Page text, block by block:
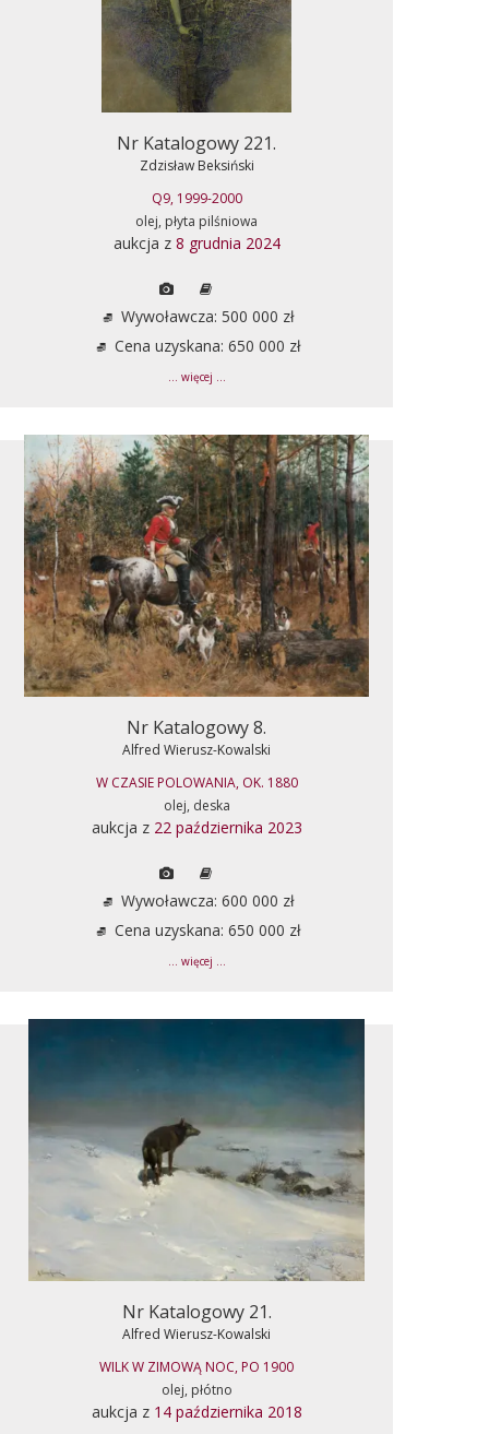
Nr Katalogowy 221.
Zdzisław Beksiński
Q9, 1999-2000
olej, płyta pilśniowa
aukcja z 8 grudnia 2024
Wywoławcza: 500 000 zł
Cena uzyskana: 650 000 zł
... więcej ...
Nr Katalogowy 8.
Alfred Wierusz-Kowalski
W CZASIE POLOWANIA, OK. 1880
olej, deska
aukcja z 22 października 2023
Wywoławcza: 600 000 zł
Cena uzyskana: 650 000 zł
... więcej ...
Nr Katalogowy 21.
Alfred Wierusz-Kowalski
WILK W ZIMOWĄ NOC, PO 1900
olej, płótno
aukcja z 14 października 2018